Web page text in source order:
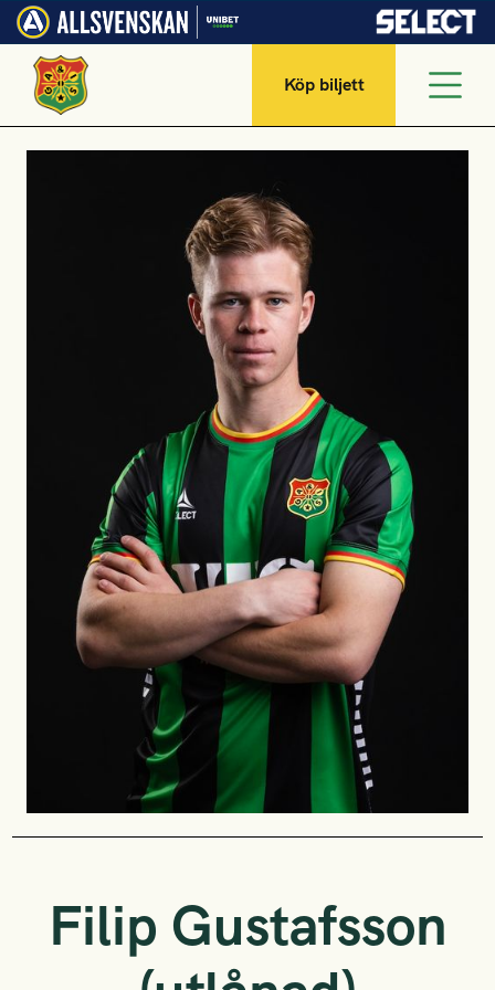
Köp biljett
Filip Gustafsson